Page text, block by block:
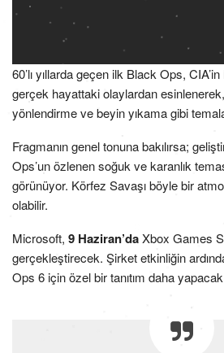
60’lı yıllarda geçen ilk Black Ops,
gerçek hayattaki olaylardan
yönlendirme ve beyin yıkama gibi
Fragmanın genel tonuna bakılırsa;
Ops’un özlenen soğuk ve karanlık
görünüyor. Körfez Savaşı böyle bir
olabilir.
Microsoft, 9 Haziran’daXbox Games
gerçekleştirecek. Şirket etkinliğin
Ops 6 için özel bir tanıtım daha